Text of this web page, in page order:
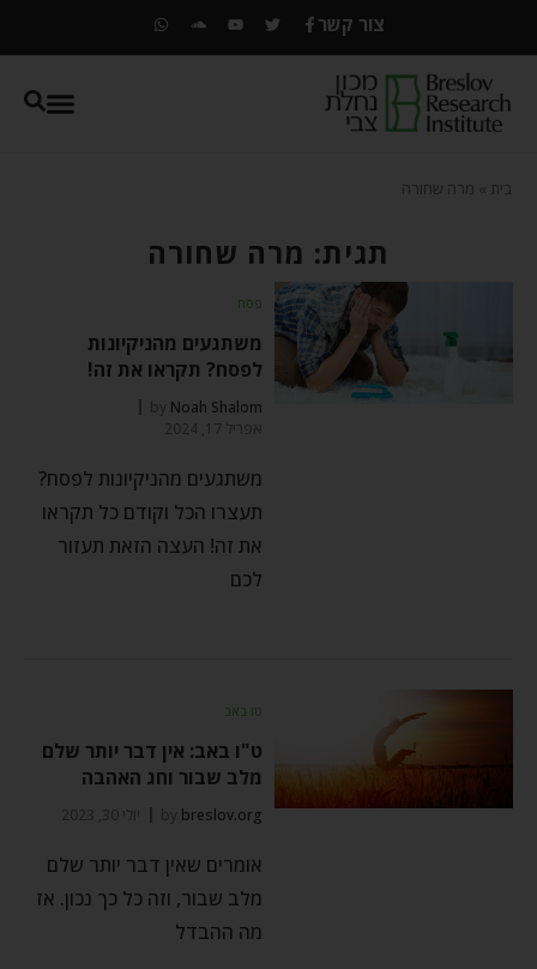
צור קשר
בית מרה שחורה
תגית: מרה שחורה
פסח
משתגעים מהניקיונות
לפסח? תקראו את זה!
by Noah Shalom
אפריל 17, 2024
משתגעים מהניקיונות לפסח?
תעצרו הכל וקודם כל תקראו
את זה! העצה הזאת תעזור
לכם
טו באב
ט"ו באב: אין דבר יותר שלם
מלב שבור וחג האהבה
by breslov.org יולי 30, 2023
אומרים שאין דבר יותר שלם
מלב שבור, וזה כל כך נכון. אז
מה ההבדל